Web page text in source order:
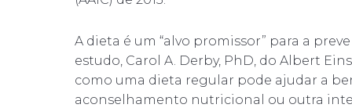
A dieta é um “alvo promissor” para a
estudo, Carol A. Derby, PhD, do Albert
como uma dieta regular pode ajudar a
aconselhamento nutricional ou outra